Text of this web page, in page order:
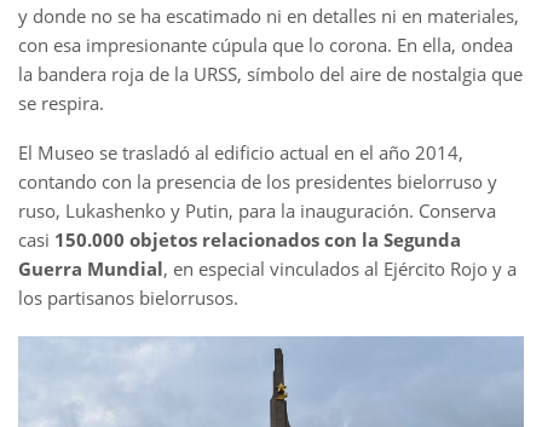
y donde no se ha escatimado ni en detalles ni en materiales,
con esa impresionante cúpula que lo corona. En ella, ondea
la bandera roja de la URSS, símbolo del aire de nostalgia que
se respira.
El Museo se trasladó al edificio actual en el año 2014,
contando con la presencia de los presidentes bielorruso y
ruso, Lukashenko y Putin, para la inauguración. Conserva
casi 150.000 objetos relacionados con la Segunda
Guerra Mundial, en especial vinculados al Ejército Rojo y a
los partisanos bielorrusos.